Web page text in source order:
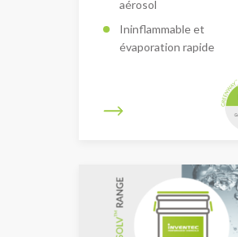
aérosol
Ininflammable et
évaporation rapide